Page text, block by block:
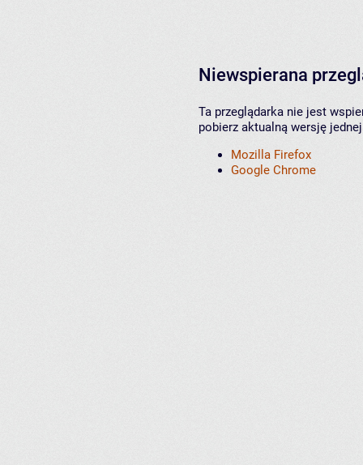
Niewspierana
Ta przeglądarka nie jest
pobierz aktualną wersję
Mozilla Firefox
Google Chrome